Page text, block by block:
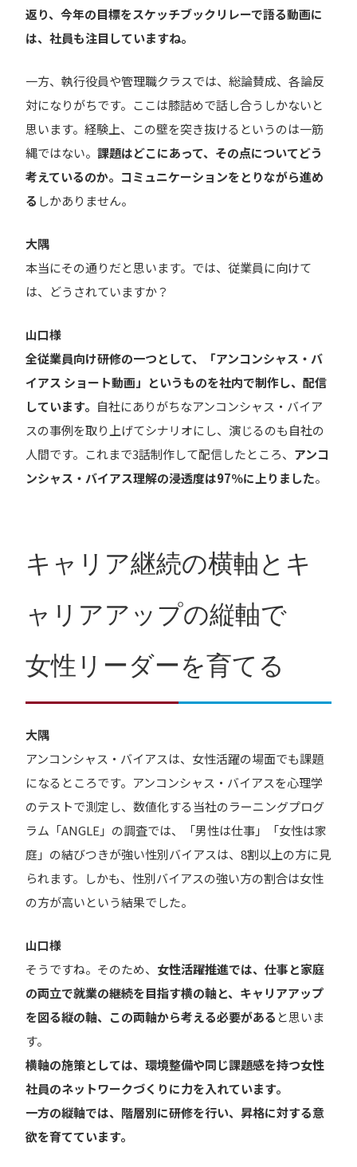
返り、今年の目標をスケッチブックリレーで語る動画に
は、社員も注目していますね。
一方、執行役員や管理職クラスでは、総論賛成、各論反
対になりがちです。ここは膝詰めで話し合うしかないと
思います。経験上、この壁を突き抜けるというのは一筋
縄ではない。 課題はどこにあって、その点についてどう
考えているのか。コミュニケーションをとりながら進め
る しかありません。
大隅
本当にその通りだと思います。では、従業員に向けて
は、どうされていますか？
山口様
全従業員向け研修の一つとして、「アンコンシャス・バ
イアス ショート動画」というものを社内で制作し、配信
しています。 自社にありがちなアンコンシャス・バイア
スの事例を取り上げてシナリオにし、演じるのも自社の
人間です。これまで3話制作して配信したところ、 アンコ
ンシャス・バイアス理解の浸透度は97％に上りました。
キャリア継続の横軸とキ
ャリアアップの縦軸で
女性リーダーを育てる
大隅
アンコンシャス・バイアスは、女性活躍の場面でも課題
になるところです。アンコンシャス・バイアスを心理学
のテストで測定し、数値化する当社のラーニングプログ
ラム「ANGLE」の調査では、「男性は仕事」「女性は家
庭」の結びつきが強い性別バイアスは、8割以上の方に見
られます。しかも、性別バイアスの強い方の割合は女性
の方が高いという結果でした。
山口様
そうですね。そのため、 女性活躍推進では、仕事と家庭
の両立で就業の継続を目指す横の軸と、キャリアアップ
を図る縦の軸、この両軸から考える必要がある と思いま
す。
横軸の施策としては、環境整備や同じ課題感を持つ女性
社員のネットワークづくりに力を入れています。
一方の縦軸では、階層別に研修を行い、昇格に対する意
欲を育てています。